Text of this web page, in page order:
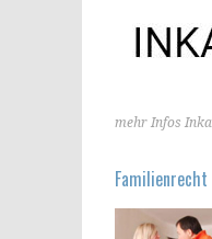
mehr Infos
Familienrecht